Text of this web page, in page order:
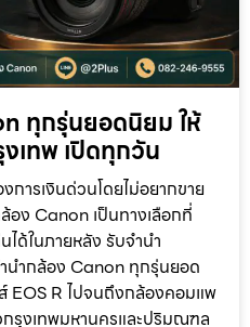
ทุกรุ่นยอดนิยม ให้
เทพ เปิดทุกวัน
ารเงินด่วนโดยไม่อยากขาย
อง Canon เป็นทางเลือกที่
ด้ในภายหลัง รับจำนำ
นำกล้อง Canon ทุกรุ่นยอด
EOS R ไปจนถึงกล้องคอมแพ
รุงเทพมหานครและปริมณฑล